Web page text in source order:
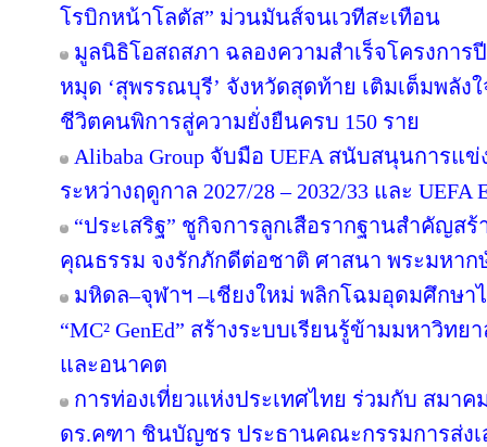
โรบิกหน้าโลตัส” ม่วนมันส์จนเวทีสะเทือน
มูลนิธิโอสถสภา ฉลองความสำเร็จโครงการ
หมุด ‘สุพรรณบุรี’ จังหวัดสุดท้าย เติมเต็มพลัง
ชีวิตคนพิการสู่ความยั่งยืนครบ 150 ราย
Alibaba Group จับมือ UEFA สนับสนุนการ
ระหว่างฤดูกาล 2027/28 – 2032/33 และ UEFA
“ประเสริฐ” ชูกิจการลูกเสือรากฐานสำคัญส
คุณธรรม จงรักภักดีต่อชาติ ศาสนา พระมหาก
มหิดล–จุฬาฯ –เชียงใหม่ พลิกโฉมอุดมศึกษา
“MC² GenEd” สร้างระบบเรียนรู้ข้ามมหาวิ
และอนาคต
การท่องเที่ยวแห่งประเทศไทย ร่วมกับ สมาค
ดร.คฑา ชินบัญชร ประธานคณะกรรมการส่ง